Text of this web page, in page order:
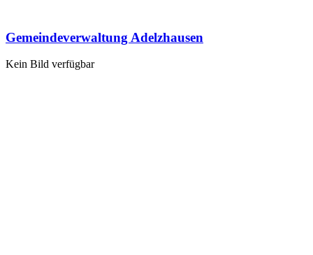
Gemeindeverwaltung Adelzhausen
Kein Bild verfügbar